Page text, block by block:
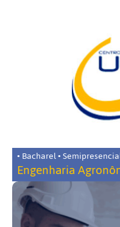
• Bacharel •
Engenharia